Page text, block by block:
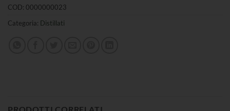
COD: 0000000023
Categoria: Distillati